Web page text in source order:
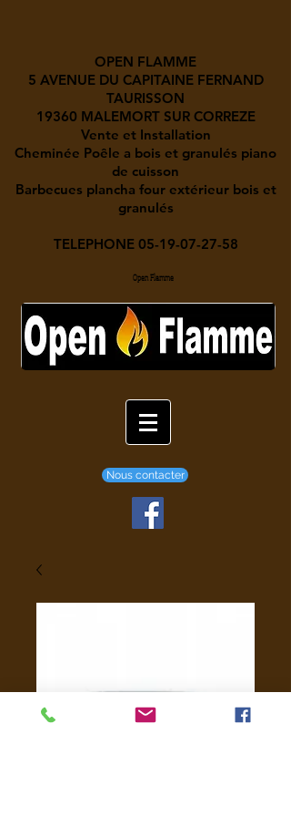
OPEN FLAMME
5 AVENUE DU CAPITAINE FERNAND
TAURISSON
19360 MALEMORT SUR CORREZE
Vente et Installation
Cheminée Poêle a bois et granulés piano
de cuisson
Barbecues plancha four extérieur bois et
granulés
TELEPHONE 05-19-07-27-58
Open Flamme
Nous contacter